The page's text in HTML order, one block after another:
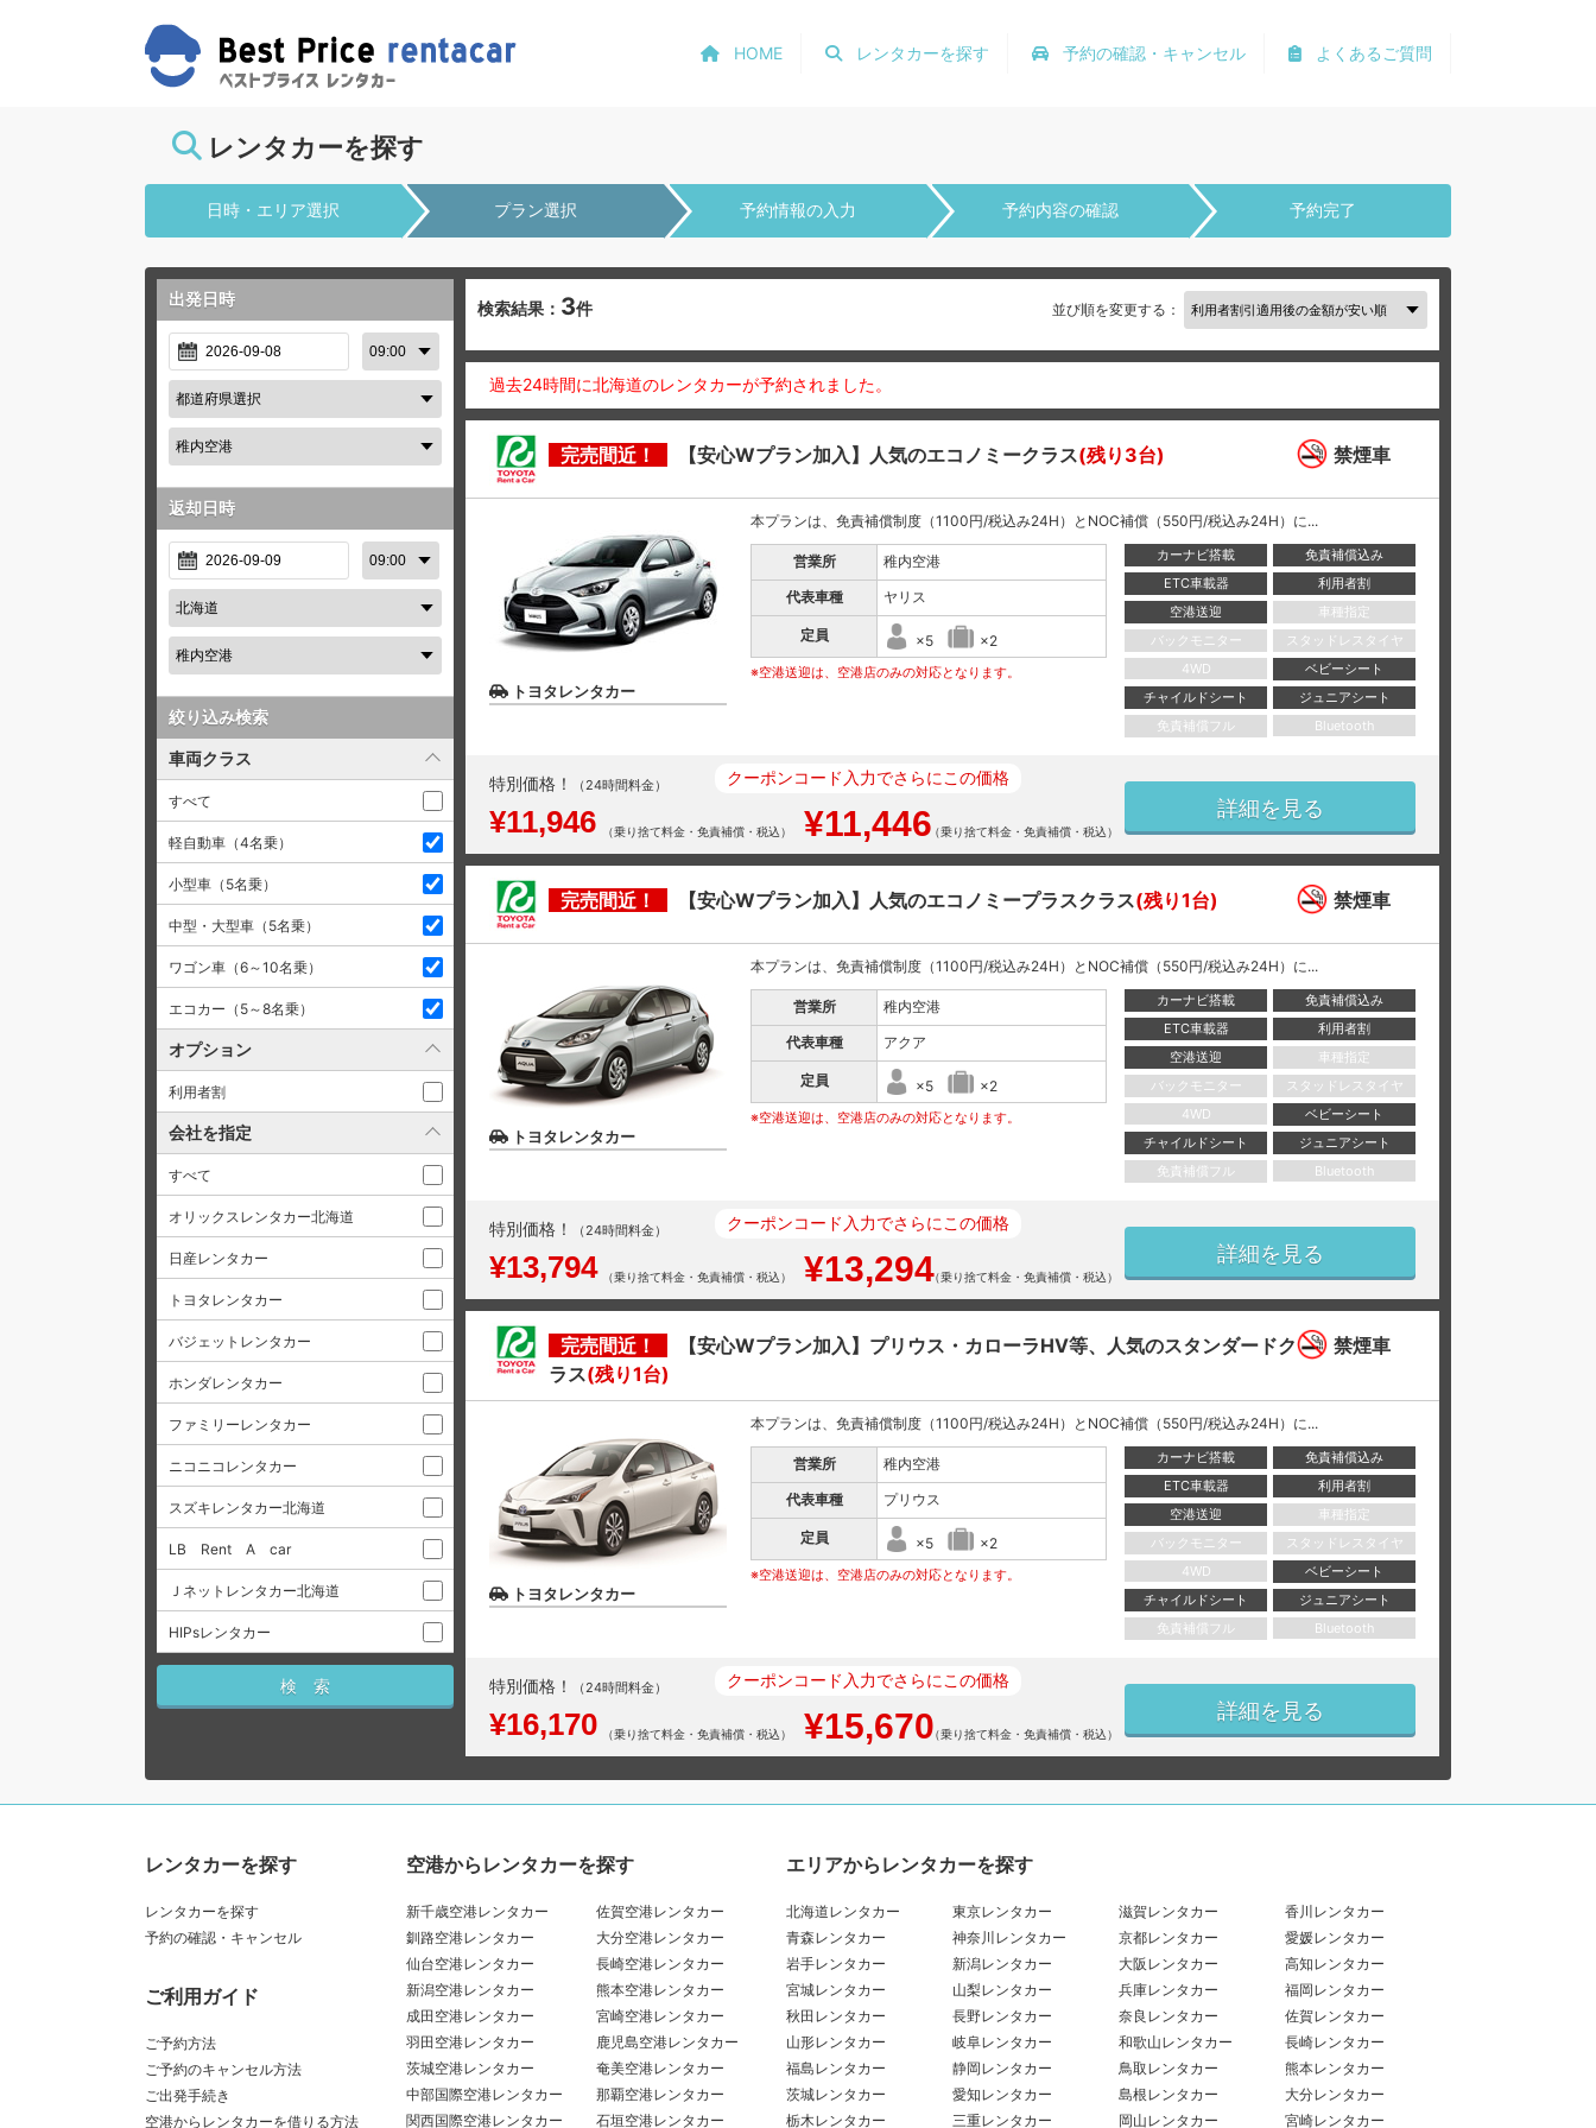
よくあるご質問
予約の確認・キャンセル
レンタカーを探す
HOME
レンタカーを探す
日時・エリア選択 プラン選択 予約情報の入力 予約内容の確認 予約完了
出発日時
返却日時
絞り込み検索
車両クラス
すべて
軽自動車（4名乗）
小型車（5名乗）
中型・大型車（5名乗）
ワゴン車（6～10名乗）
エコカー（5～8名乗）
オプション
利用者割
会社を指定
すべて
オリックスレンタカー北海道
日産レンタカー
トヨタレンタカー
バジェットレンタカー
ホンダレンタカー
ファミリーレンタカー
ニコニコレンタカー
スズキレンタカー北海道
LB Rent A car
Ｊネットレンタカー北海道
HIPsレンタカー
検索結果： 3件 並び順を変更する：
過去24時間に北海道のレンタカーが予約されました。
完売間近！ 【安心Wプラン加入】人気のエコノミークラス(残り3台) 禁煙車
トヨタレンタカー
本プランは、免責補償制度（1100円/税込み24H）とNOC補償（550円/税込み24H）に...
営業所
稚内空港
代表車種
ヤリス
定員 ×5 ×2
※空港送迎は、空港店のみの対応となります。
カーナビ搭載
免責補償込み
ETC車載器
利用者割
空港送迎
車種指定
バックモニター
スタッドレスタイヤ
4WD
ベビーシート
チャイルドシート
ジュニアシート
免責補償フル
Bluetooth
特別価格！ （24時間料金）
¥11,946 （乗り捨て料金・免責補償・税込）
クーポンコード入力でさらにこの価格
¥11,446（乗り捨て料金・免責補償・税込）
詳細を見る
完売間近！ 【安心Wプラン加入】人気のエコノミープラスクラス(残り1台) 禁煙車
トヨタレンタカー
本プランは、免責補償制度（1100円/税込み24H）とNOC補償（550円/税込み24H）に...
営業所
稚内空港
代表車種
アクア
定員 ×5 ×2
※空港送迎は、空港店のみの対応となります。
カーナビ搭載
免責補償込み
ETC車載器
利用者割
空港送迎
車種指定
バックモニター
スタッドレスタイヤ
4WD
ベビーシート
チャイルドシート
ジュニアシート
免責補償フル
Bluetooth
特別価格！ （24時間料金）
¥13,794 （乗り捨て料金・免責補償・税込）
クーポンコード入力でさらにこの価格
¥13,294（乗り捨て料金・免責補償・税込）
詳細を見る
完売間近！
【安心Wプラン加入】プリウス・カローラHV等、人気のスタンダードク
ラス(残り1台)
禁煙車
トヨタレンタカー
本プランは、免責補償制度（1100円/税込み24H）とNOC補償（550円/税込み24H）に...
営業所
稚内空港
代表車種
プリウス
定員 ×5 ×2
※空港送迎は、空港店のみの対応となります。
カーナビ搭載
免責補償込み
ETC車載器
利用者割
空港送迎
車種指定
バックモニター
スタッドレスタイヤ
4WD
ベビーシート
チャイルドシート
ジュニアシート
免責補償フル
Bluetooth
特別価格！ （24時間料金）
¥16,170 （乗り捨て料金・免責補償・税込）
クーポンコード入力でさらにこの価格
¥15,670（乗り捨て料金・免責補償・税込）
詳細を見る
レンタカーを探す
レンタカーを探す
予約の確認・キャンセル
ご利用ガイド
ご予約方法
ご予約のキャンセル方法
ご出発手続き
空港からレンタカーを借りる方法
空港からレンタカーを探す
新千歳空港レンタカー
釧路空港レンタカー
仙台空港レンタカー
新潟空港レンタカー
成田空港レンタカー
羽田空港レンタカー
茨城空港レンタカー
中部国際空港レンタカー
関西国際空港レンタカー
佐賀空港レンタカー
大分空港レンタカー
長崎空港レンタカー
熊本空港レンタカー
宮崎空港レンタカー
鹿児島空港レンタカー
奄美空港レンタカー
那覇空港レンタカー
石垣空港レンタカー
エリアからレンタカーを探す
北海道レンタカー
青森レンタカー
岩手レンタカー
宮城レンタカー
秋田レンタカー
山形レンタカー
福島レンタカー
茨城レンタカー
栃木レンタカー
東京レンタカー
神奈川レンタカー
新潟レンタカー
山梨レンタカー
長野レンタカー
岐阜レンタカー
静岡レンタカー
愛知レンタカー
三重レンタカー
滋賀レンタカー
京都レンタカー
大阪レンタカー
兵庫レンタカー
奈良レンタカー
和歌山レンタカー
鳥取レンタカー
島根レンタカー
岡山レンタカー
香川レンタカー
愛媛レンタカー
高知レンタカー
福岡レンタカー
佐賀レンタカー
長崎レンタカー
熊本レンタカー
大分レンタカー
宮崎レンタカー